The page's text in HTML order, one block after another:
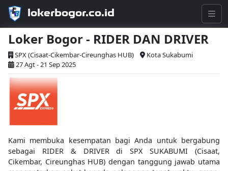
lokerbogor.co.id
Loker Bogor - RIDER DAN DRIVER
SPX (Cisaat-Cikembar-Cireunghas HUB)
Kota Sukabumi
27 Agt - 21 Sep 2025
Kami membuka kesempatan bagi Anda untuk bergabung
sebagai RIDER & DRIVER di SPX SUKABUMI (Cisaat,
Cikembar, Cireunghas HUB) dengan tanggung jawab utama